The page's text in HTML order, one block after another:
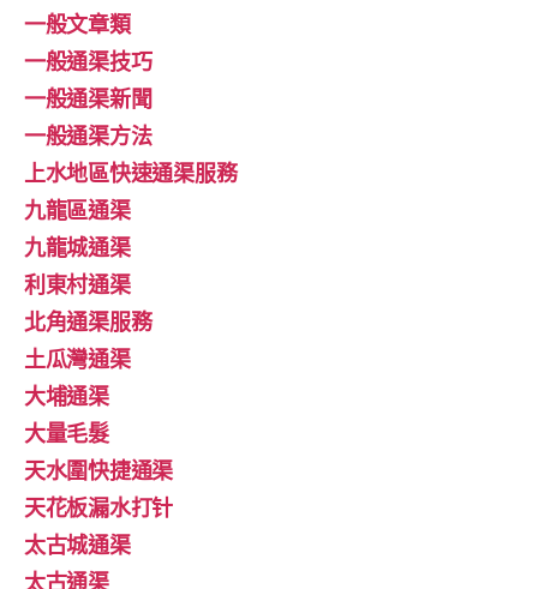
一般文章類
一般通渠技巧
一般通渠新聞
一般通渠方法
上水地區快速通渠服務
九龍區通渠
九龍城通渠
利東村通渠
北角通渠服務
土瓜灣通渠
大埔通渠
大量毛髮
天水圍快捷通渠
天花板漏水打针
太古城通渠
太古通渠